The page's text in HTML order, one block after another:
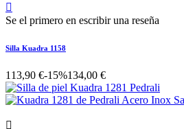

Se el primero en escribir una reseña
Silla Kuadra 1158
113,90 €-15%134,00 €
